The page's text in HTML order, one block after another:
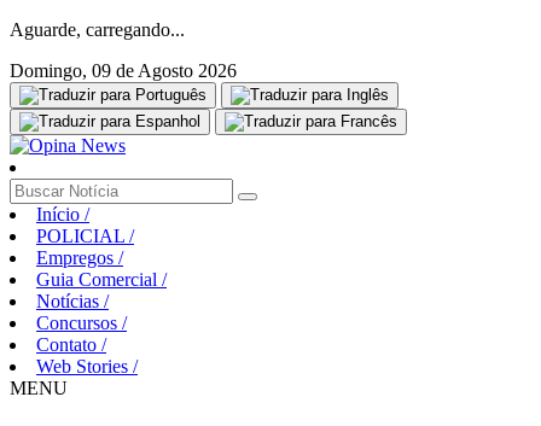
Aguarde, carregando...
Domingo, 09 de Agosto 2026
Início /
POLICIAL /
Empregos /
Guia Comercial /
Notícias /
Concursos /
Contato /
Web Stories /
MENU